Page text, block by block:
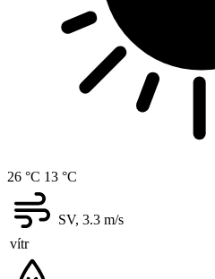
26 °C 13 °C
vítr
SV, 3.3 m/s